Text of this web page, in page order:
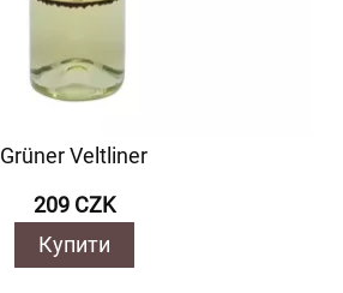
Grüner Veltliner
209 CZK
Купити